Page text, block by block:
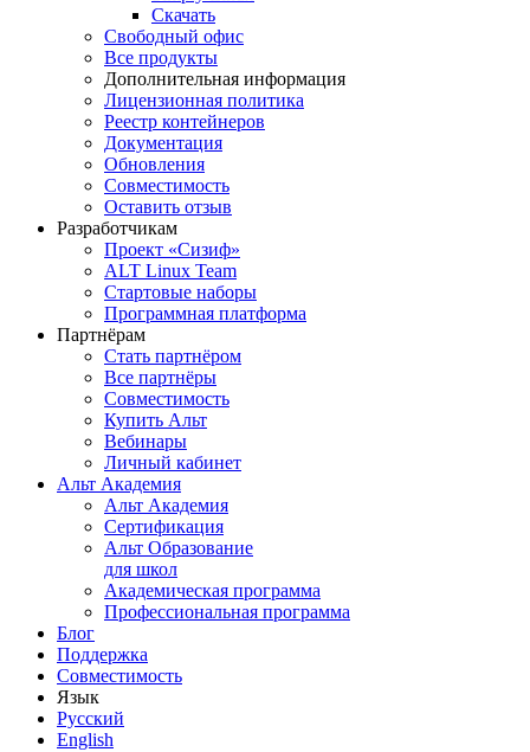
Скачать
Свободный офис
Все продукты
Дополнительная информация
Лицензионная политика
Реестр контейнеров
Документация
Обновления
Совместимость
Оставить отзыв
Разработчикам
Проект «Сизиф»
ALT Linux Team
Стартовые наборы
Программная платформа
Партнёрам
Стать партнёром
Все партнёры
Совместимость
Купить Альт
Вебинары
Личный кабинет
Альт Академия
Альт Академия
Сертификация
Альт Образование
для школ
Академическая программа
Профессиональная программа
Блог
Поддержка
Совместимость
Язык
Русский
English